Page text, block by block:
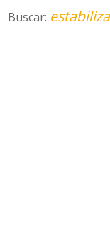
Buscar: